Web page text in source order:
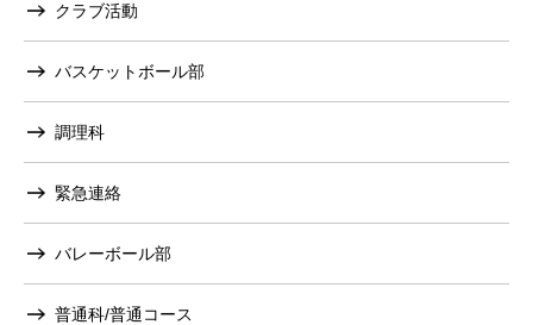
クラブ活動
バスケットボール部
調理科
緊急連絡
バレーボール部
普通科/普通コース